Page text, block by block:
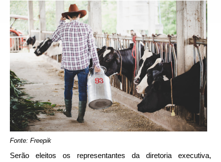
Fonte: Freepik
Serão eleitos os representantes da diretoria executiva,